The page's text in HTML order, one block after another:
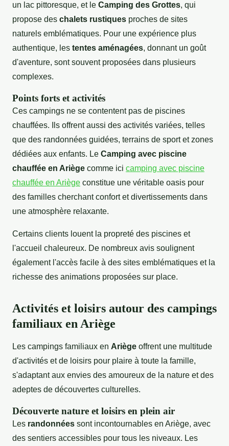
un lac pittoresque, et le Camping des Grottes, qui
propose des chalets rustiques proches de sites
naturels emblématiques. Pour une expérience plus
authentique, les tentes aménagées, donnant un goût
d'aventure, sont souvent proposées dans plusieurs
complexes.
Points forts et activités
Ces campings ne se contentent pas de piscines
chauffées. Ils offrent aussi des activités variées, telles
que des randonnées guidées, terrains de sport et zones
dédiées aux enfants. Le Camping avec piscine
chauffée en Ariège comme ici camping avec piscine
chauffée en Ariège constitue une véritable oasis pour
des familles cherchant confort et divertissements dans
une atmosphère relaxante.
Certains clients louent la propreté des piscines et
l'accueil chaleureux. De nombreux avis soulignent
également l'accès facile à des sites emblématiques et la
richesse des animations proposées sur place.
Activités et loisirs autour des campings
familiaux en Ariège
Les campings familiaux en Ariège offrent une multitude
d'activités et de loisirs pour plaire à toute la famille,
s'adaptant aux envies des amoureux de la nature et des
adeptes de découvertes culturelles.
Découverte nature et loisirs en plein air
Les randonnées sont incontournables en Ariège, avec
des sentiers accessibles pour tous les niveaux. Les